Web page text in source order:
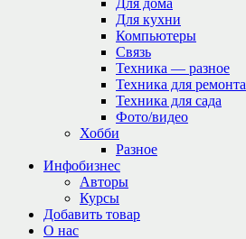
Для дома
Для кухни
Компьютеры
Связь
Техника — разное
Техника для ремонта
Техника для сада
Фото/видео
Хобби
Разное
Инфобизнес
Авторы
Курсы
Добавить товар
О нас